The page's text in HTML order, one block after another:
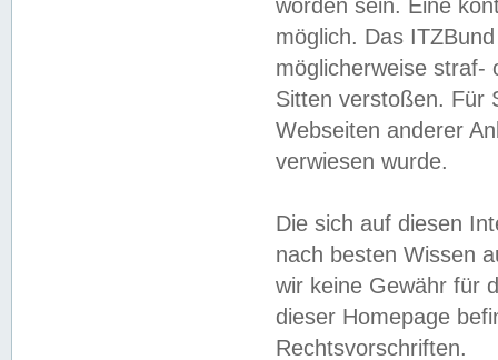
worden sein. Eine
möglich. Das
möglicherweise straf-
Sitten verstoßen. Für
Webseiten anderer
verwiesen wurde.
Die sich auf diesen
nach besten Wissen
wir keine Gewähr für
dieser Homepage
Rechtsvorschriften.